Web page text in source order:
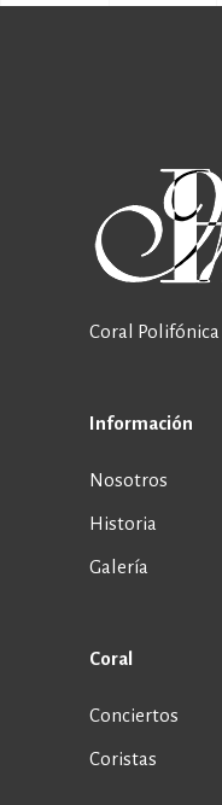
Coral
Información
Nosotros
Historia
Galería
Coral
Conciertos
Coristas